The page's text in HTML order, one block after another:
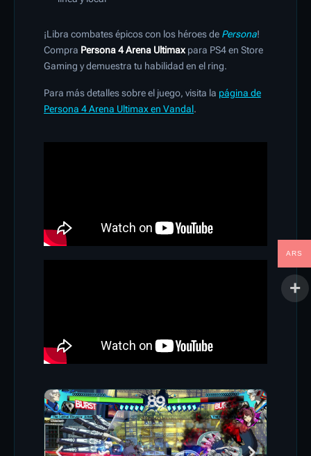
¡Libra combates épicos con los héroes de Persona!
Compra Persona 4 Arena Ultimax para PS4 en Store
Gaming y demuestra tu habilidad en el ring.
Para más detalles sobre el juego, visita la página de
Persona 4 Arena Ultimax en Vandal.
ARS